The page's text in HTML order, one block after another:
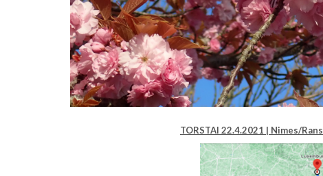
TORSTAI 22.4.2021 | Nimes/